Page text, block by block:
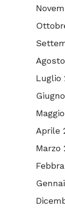
Luglio
Aprile
Marzo